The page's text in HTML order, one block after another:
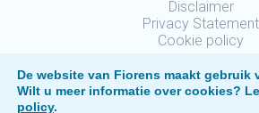
Disclaimer
Privacy Statement
Cookie policy
De website van Fiorens maakt gebruik
Wilt u meer informatie over cookies?
policy.